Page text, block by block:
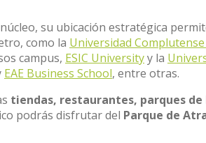
su ubicación estratégica
como la Universidad
campus, ESIC Universityy la
EAE Business School, entre otras.
tiendas, restaurantes, parques de
podrás disfrutar del Parque de